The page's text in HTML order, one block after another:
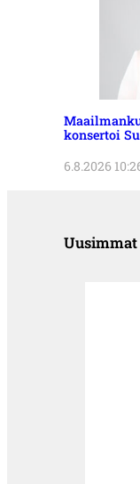
konsertoi
6.8.2026
Uusimmat